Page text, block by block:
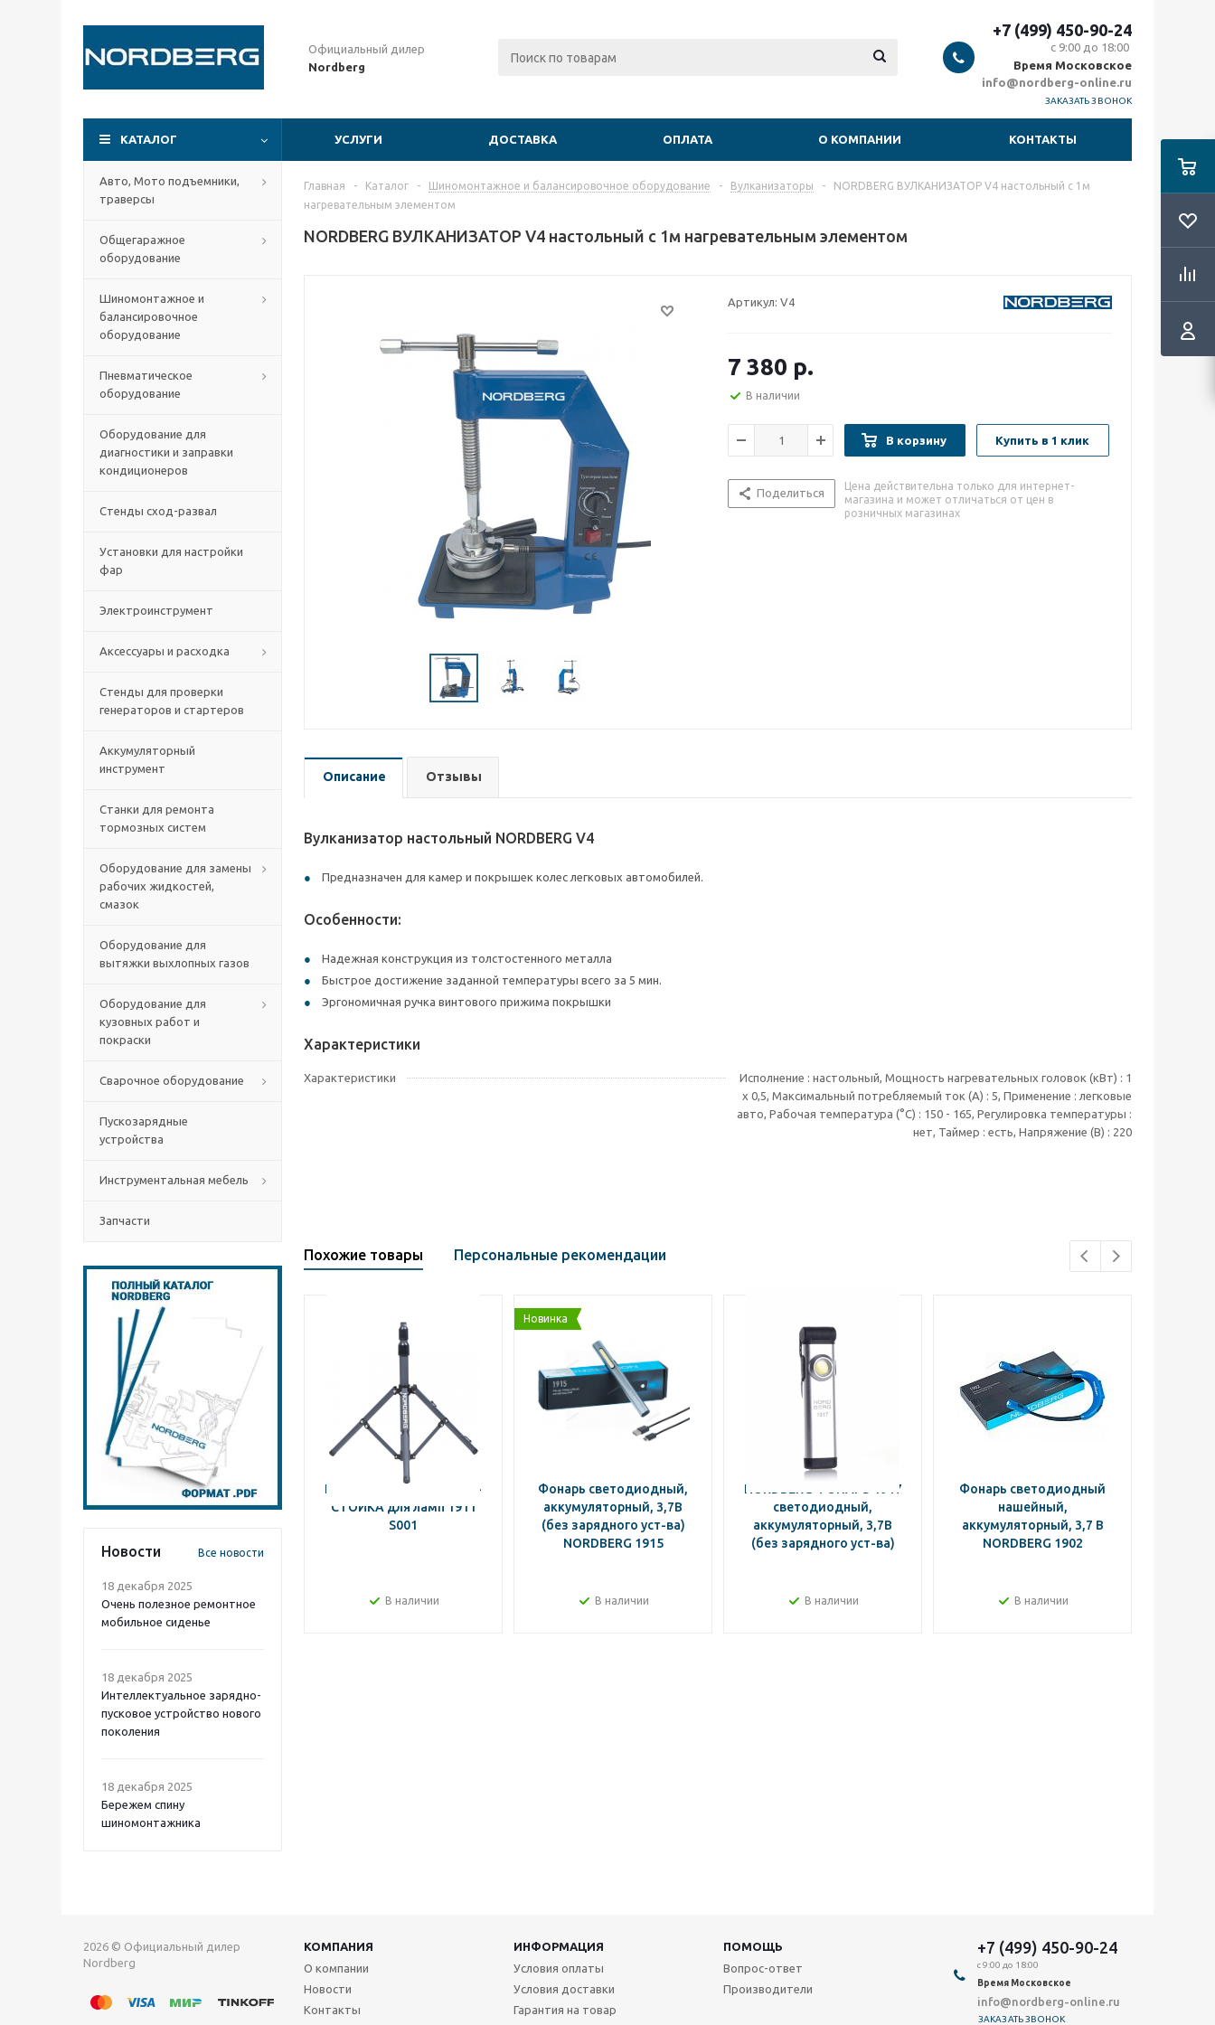
Официальный дилер
Nordberg
+7 (499) 450-90-24
с 9:00 до 18:00
Время Московское
info@nordberg-online.ru
ЗАКАЗАТЬ ЗВОНОК
КАТАЛОГ УСЛУГИ ДОСТАВКА ОПЛАТА О КОМПАНИИ КОНТАКТЫ
Авто, Мото подъемники,
траверсы
Общегаражное
оборудование
Шиномонтажное и
балансировочное
оборудование
Пневматическое
оборудование
Оборудование для
диагностики и заправки
кондиционеров
Стенды сход-развал
Установки для настройки
фар
Электроинструмент
Аксессуары и расходка
Стенды для проверки
генераторов и стартеров
Аккумуляторный
инструмент
Станки для ремонта
тормозных систем
Оборудование для замены
рабочих жидкостей,
смазок
Оборудование для
вытяжки выхлопных газов
Оборудование для
кузовных работ и
покраски
Сварочное оборудование
Пускозарядные
устройства
Инструментальная мебель
Запчасти
Новости Все новости
18 декабря 2025
Очень полезное ремонтное
мобильное сиденье
18 декабря 2025
Интеллектуальное зарядно-
пусковое устройство нового
поколения
18 декабря 2025
Бережем спину
шиномонтажника
Главная - Каталог - Шиномонтажное и балансировочное оборудование - Вулканизаторы -
NORDBERG ВУЛКАНИЗАТОР V4 настольный с 1м
нагревательным элементом
NORDBERG ВУЛКАНИЗАТОР V4 настольный с 1м нагревательным элементом
Артикул: V4
7 380 р.
В наличии
В корзину Купить в 1 клик
Поделиться
Цена действительна только для интернет-
магазина и может отличаться от цен в
розничных магазинах
Описание Отзывы
Вулканизатор настольный NORDBERG V4
Предназначен для камер и покрышек колес легковых автомобилей.
Особенности:
Надежная конструкция из толстостенного металла
Быстрое достижение заданной температуры всего за 5 мин.
Эргономичная ручка винтового прижима покрышки
Характеристики
Характеристики
Исполнение : настольный, Мощность нагревательных головок (кВт) : 1
х 0,5, Максимальный потребляемый ток (А) : 5, Применение : легковые
авто, Рабочая температура (°С) : 150 - 165, Регулировка температуры :
нет, Таймер : есть, Напряжение (В) : 220
Похожие товары Персональные рекомендации
NORDBERG ДЕРЖАТЕЛЬ-
СТОЙКА для ламп 1911
S001
В наличии
Новинка
Фонарь светодиодный,
аккумуляторный, 3,7В
(без зарядного уст-ва)
NORDBERG 1915
В наличии
NORDBERG ФОНАРЬ 1917
светодиодный,
аккумуляторный, 3,7В
(без зарядного уст-ва)
В наличии
Фонарь светодиодный
нашейный,
аккумуляторный, 3,7 В
NORDBERG 1902
В наличии
2026 © Официальный дилер
Nordberg
КОМПАНИЯ ИНФОРМАЦИЯ
ПОМОЩЬ
О компании
Новости
Контакты
Условия оплаты
Условия доставки
Гарантия на товар
Вопрос-ответ
Производители
+7 (499) 450-90-24
с 9:00 до 18:00
Время Московское
info@nordberg-online.ru
ЗАКАЗАТЬ ЗВОНОК